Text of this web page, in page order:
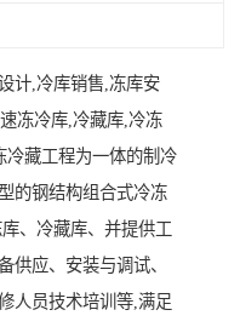
计,冷库销售,冻库安
冻冷库,冷藏库,冷冻
冷藏工程为一体的制冷
的钢结构组合式冷冻
、冷藏库、并提供工
供应、安装与调试、
人员技术培训等,满足